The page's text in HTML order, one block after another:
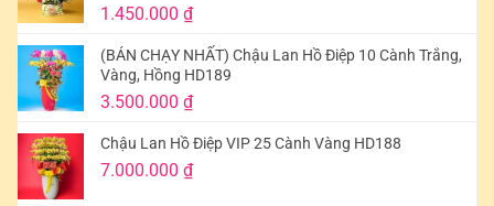
1.450.000 ₫
(BÁN CHẠY NHẤT) Chậu Lan Hồ Điệp 10 Cành Trắng,
Vàng, Hồng HD189
3.500.000 ₫
Chậu Lan Hồ Điệp VIP 25 Cành Vàng HD188
7.000.000 ₫